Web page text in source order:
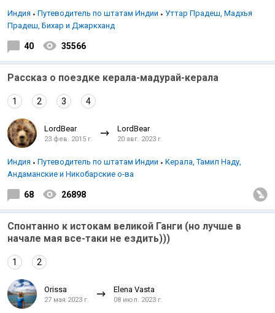
Индия Путеводитель по штатам Индии
Уттар Прадеш, Мадхья
Прадеш, Бихар и Джаркханд
40 35566
Рассказ о поездке керала-мадурай-керала
1 2 3 4
LordBear
23 фев. 2015 г.
LordBear
20 авг. 2023 г.
Индия Путеводитель по штатам Индии
Керала, Тамил Наду,
Андаманские и Никобарские о-ва
68 26898
Спонтанно к истокам великой Ганги (но лучше в
начале мая все-таки не ездить)))
1 2
Orissa
27 мая 2023 г.
Elena Vasta
08 июл. 2023 г.